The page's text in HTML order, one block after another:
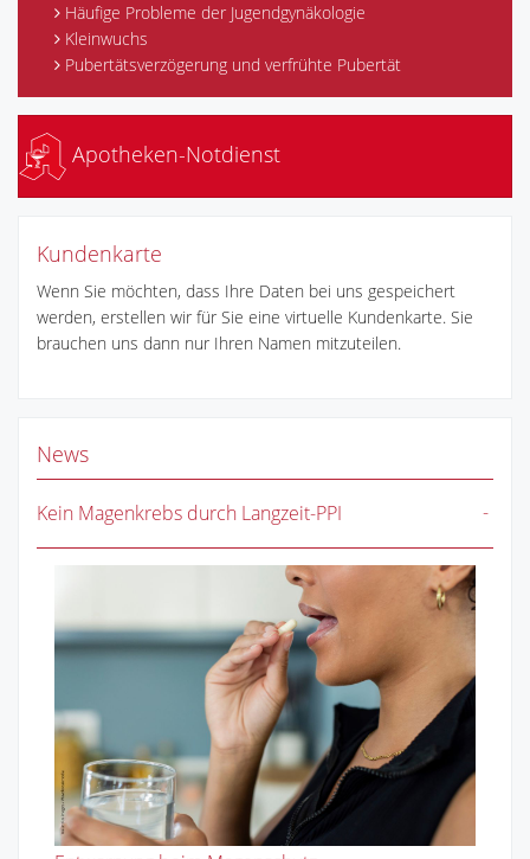
Häufige Probleme der Jugendgynäkologie
Kleinwuchs
Pubertätsverzögerung und verfrühte Pubertät
Apotheken-Notdienst
Kundenkarte
Wenn Sie möchten, dass Ihre Daten bei uns gespeichert
werden, erstellen wir für Sie eine virtuelle Kundenkarte. Sie
brauchen uns dann nur Ihren Namen mitzuteilen.
News
Kein Magenkrebs durch Langzeit-PPI